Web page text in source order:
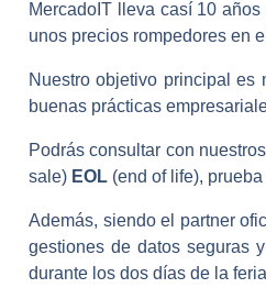
MercadoIT lleva casí 10 años
unos precios rompedores en
Nuestro objetivo principal es
buenas prácticas
Podrás consultar con
sale) EOL (end of life),
Además, siendo el partner
gestiones de datos seguras
durante los dos días de la